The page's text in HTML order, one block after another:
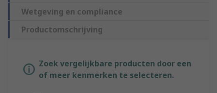
Wetgeving en compliance
Productomschrijving
Zoek vergelijkbare producten door een
of meer kenmerken te selecteren.